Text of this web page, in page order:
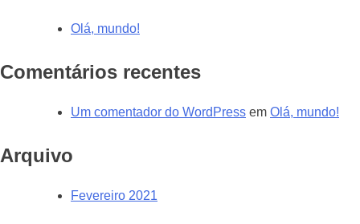
Olá, mundo!
Comentários recentes
Um comentador do WordPress em Olá, mundo!
Arquivo
Fevereiro 2021